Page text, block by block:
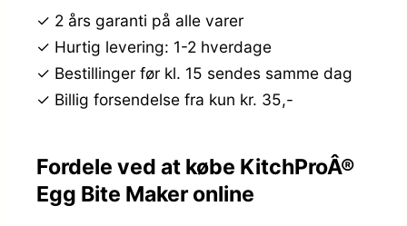
✓ 2 års garanti på alle varer
✓ Hurtig levering: 1-2 hverdage
✓ Bestillinger før kl. 15 sendes samme dag
✓ Billig forsendelse fra kun kr. 35,-
Fordele ved at købe KitchProÂ®
Egg Bite Maker online